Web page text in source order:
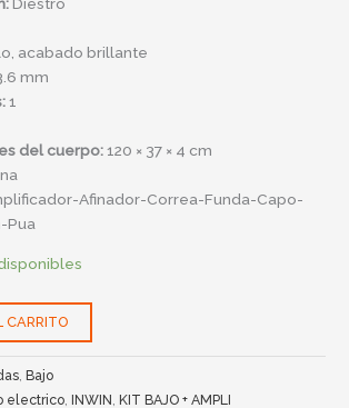
acabado brillante
mm
1
del cuerpo:120 × 37 × 4 cm
Afinador-Correa-Funda-Capo-
Pua
CARRITO
,Bajo
electrico,INWIN,KIT BAJO + AMPLI